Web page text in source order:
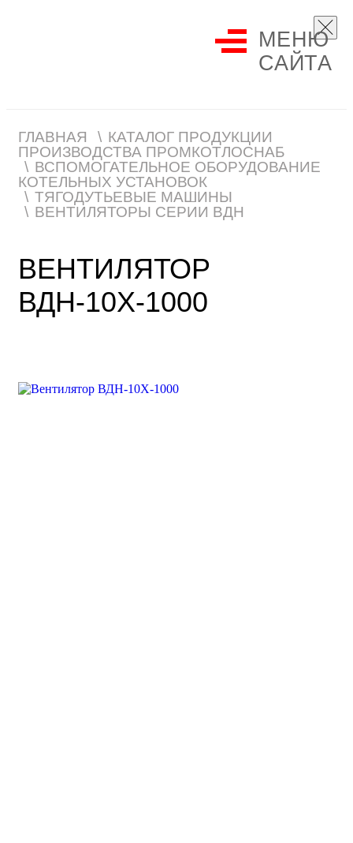
МЕНЮ
САЙТА
ГЛАВНАЯ
КАТАЛОГ ПРОДУКЦИИ
ПРОИЗВОДСТВА ПРОМКОТЛОСНАБ
ВСПОМОГАТЕЛЬНОЕ ОБОРУДОВАНИЕ
КОТЕЛЬНЫХ УСТАНОВОК
ТЯГОДУТЬЕВЫЕ МАШИНЫ
ВЕНТИЛЯТОРЫ СЕРИИ ВДН
ВЕНТИЛЯТОР
ВДН-10Х-1000